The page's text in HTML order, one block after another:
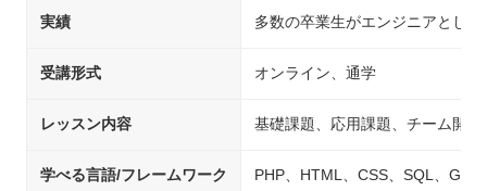
実績 多数の卒業生がエンジニアとして
受講形式 オンライン、通学
レッスン内容 基礎課題、応用課題、チーム開発
学べる言語/フレームワーク PHP、HTML、CSS、SQL、Git